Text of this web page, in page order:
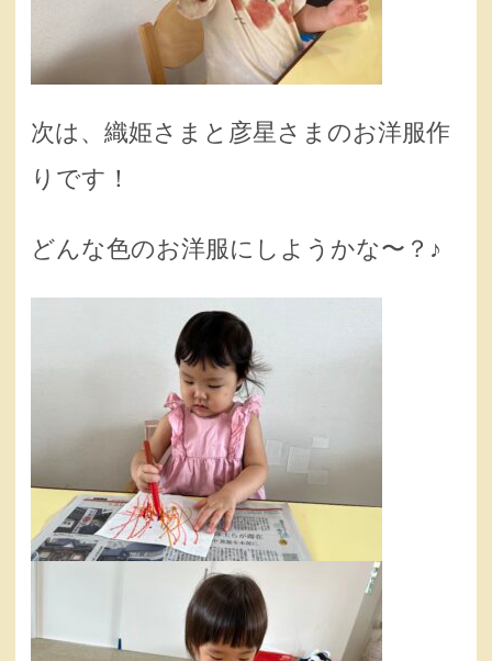
次は、織姫さまと彦星さまのお洋服作
りです！
どんな色のお洋服にしようかな〜？♪